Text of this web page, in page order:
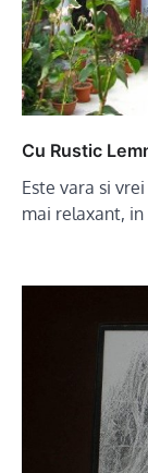
Cu Rustic
Este vara si
mai relaxant, in